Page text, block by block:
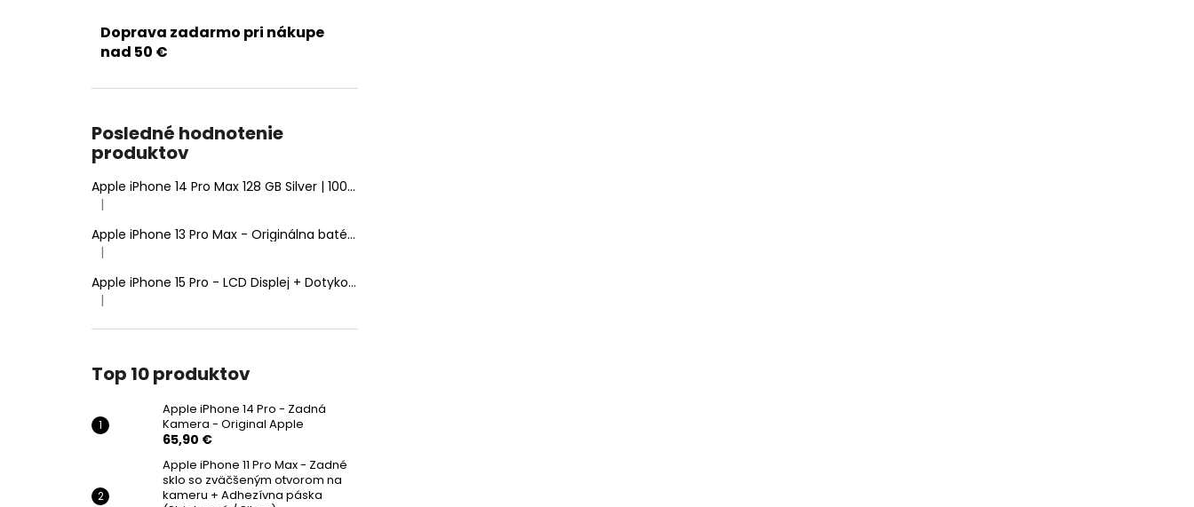
Doprava zadarmo pri nákupe
nad 50 €
Posledné hodnotenie
produktov
Apple iPhone 14 Pro Max 128 GB Silver | 100% Zdravie batérie | Stav: A (Výborný)
Hodnotenie produktu je 5 z 5 hviezdičiek.
|
Apple iPhone 13 Pro Max - Originálna batéria 4352mAh (Zdravie batérie: 100% - bez hlásenia o neznámom diele)
Hodnotenie produktu je 5 z 5 hviezdičiek.
|
Apple iPhone 15 Pro - LCD Displej + Dotyková Plocha + Rám - SmartPremium Hard OLED
Hodnotenie produktu je 5 z 5 hviezdičiek.
|
Top 10 produktov
Apple iPhone 14 Pro - Zadná
Kamera - Original Apple
65,90 €
Apple iPhone 11 Pro Max - Zadné
sklo so zväčšeným otvorom na
kameru + Adhezívna páska